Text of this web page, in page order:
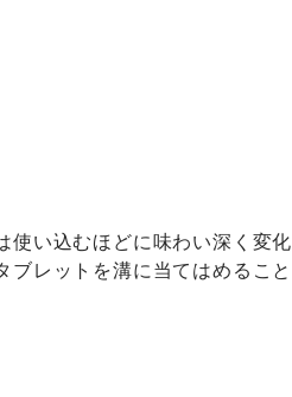
使い込むほどに味わい深く変化
レットを溝に当てはめること